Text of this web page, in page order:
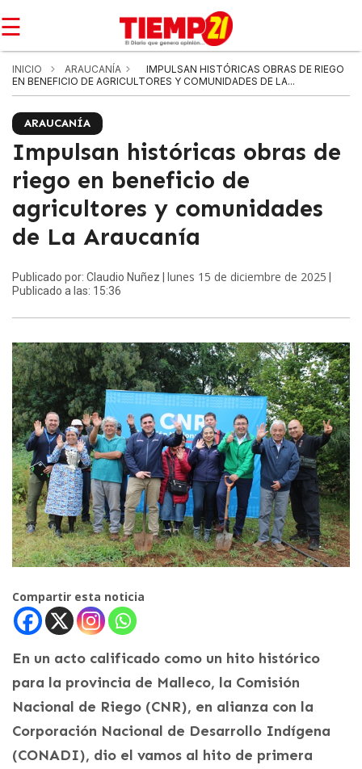
☰
INICIO ARAUCANÍA
IMPULSAN HISTÓRICAS OBRAS DE RIEGO
EN BENEFICIO DE AGRICULTORES Y COMUNIDADES DE LA...
ARAUCANÍA
Impulsan históricas obras de
riego en beneficio de
agricultores y comunidades
de La Araucanía
Publicado por: Claudio Nuñez | lunes 15 de diciembre de 2025
Publicado a las: 15:36
Compartir esta noticia
En un acto calificado como un hito histórico
para la provincia de Malleco, la Comisión
Nacional de Riego (CNR), en alianza con la
Corporación Nacional de Desarrollo Indígena
(CONADI), dio el vamos al hito de primera